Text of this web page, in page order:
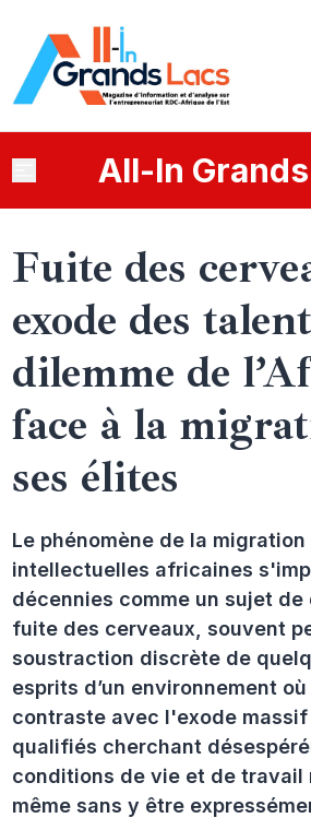
All-In
Fuite des
exode des
dilemme de
face à la
ses élites
Le phénomène de la
intellectuelles africaines
décennies comme un sujet
fuite des cerveaux, souvent
soustraction discrète de
esprits d’un environnement
contraste avec l'exode
qualifiés cherchant
conditions de vie et de travail
même sans y être